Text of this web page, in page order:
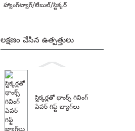
హ్యాంగ్‌ట్యాగ్/లేబుల్/స్టిక్కర్
లక్షణం చేసిన ఉత్పత్తులు
స్టిక్కర్లతో థాంక్స్ గివింగ్
పేపర్ గిఫ్ట్ బ్యాగ్‌లు